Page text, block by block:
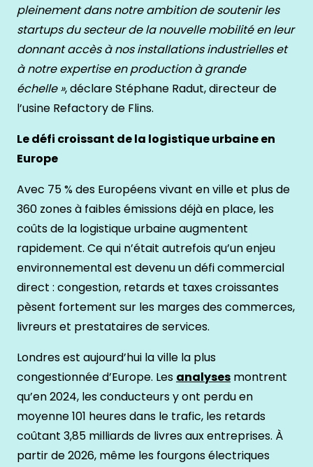
pleinement dans notre ambition de soutenir les
startups du secteur de la nouvelle mobilité en leur
donnant accès à nos installations industrielles et
à notre expertise en production à grande
échelle », déclare Stéphane Radut, directeur de
l’usine Refactory de Flins.
Le défi croissant de la logistique urbaine en
Europe
Avec 75 % des Européens vivant en ville et plus de
360 zones à faibles émissions déjà en place, les
coûts de la logistique urbaine augmentent
rapidement. Ce qui n’était autrefois qu’un enjeu
environnemental est devenu un défi commercial
direct : congestion, retards et taxes croissantes
pèsent fortement sur les marges des commerces,
livreurs et prestataires de services.
Londres est aujourd’hui la ville la plus
congestionnée d’Europe. Les analyses montrent
qu’en 2024, les conducteurs y ont perdu en
moyenne 101 heures dans le trafic, les retards
coûtant 3,85 milliards de livres aux entreprises. À
partir de 2026, même les fourgons électriques